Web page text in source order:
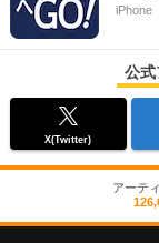
iPhone
公式
X(Twitter)
アーテ